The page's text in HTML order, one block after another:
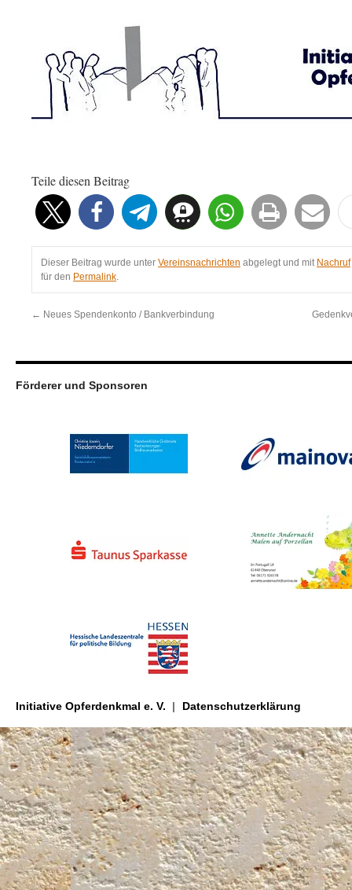
Teile diesen Beitrag
Dieser Beitrag wurde unter Vereinsnachrichten abgelegt und mit Nachruf
für den Permalink.
← Neues Spendenkonto / Bankverbindung
Förderer und Sponsoren
Initiative Opferdenkmal e. V. Datenschutzerklärung